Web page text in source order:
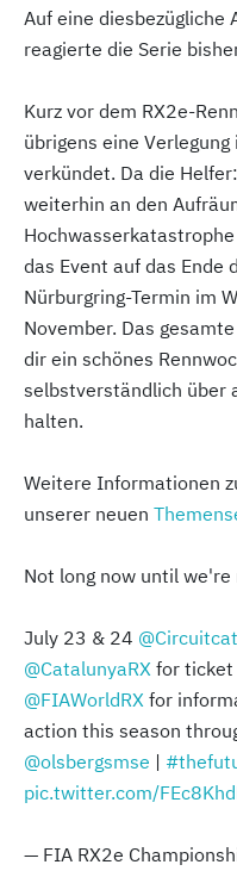
Auf eine diesbezügliche
reagierte die Serie
Kurz vor dem RX2e-
übrigens eine
verkündet. Da die
weiterhin an den
das Event auf das Ende
Nürburgring-Termin im
November. Das
dir ein schönes
selbstverständlich über
halten.
Weitere Informationen
unserer neuen
Not long now until we're
July 23 & 24
@CatalunyaRX for ticket
@FIAWorldRX for
action this season
@olsbergsmse |
pic.twitter.com/
— FIA RX2e